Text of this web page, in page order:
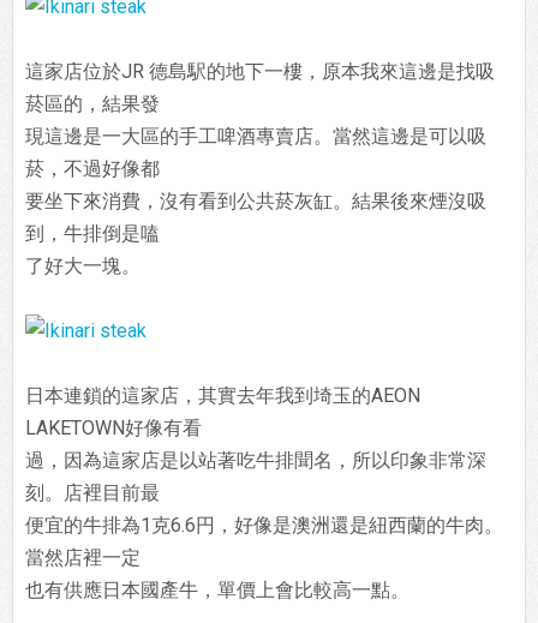
這家店位於JR 德島駅的地下一樓，原本我來這邊是找吸
菸區的，結果發
現這邊是一大區的手工啤酒專賣店。當然這邊是可以吸
菸，不過好像都
要坐下來消費，沒有看到公共菸灰缸。結果後來煙沒吸
到，牛排倒是嗑
了好大一塊。
日本連鎖的這家店，其實去年我到埼玉的AEON
LAKETOWN好像有看
過，因為這家店是以站著吃牛排聞名，所以印象非常深
刻。店裡目前最
便宜的牛排為1克6.6円，好像是澳洲還是紐西蘭的牛肉。
當然店裡一定
也有供應日本國產牛，單價上會比較高一點。